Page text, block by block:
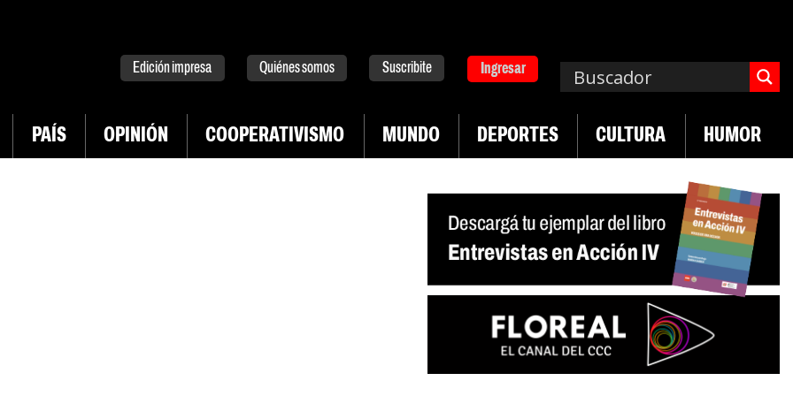
Edición impresa Quiénes somos Suscribite Ingresar
PAÍS OPINIÓN COOPERATIVISMO MUNDO DEPORTES CULTURA HUMOR